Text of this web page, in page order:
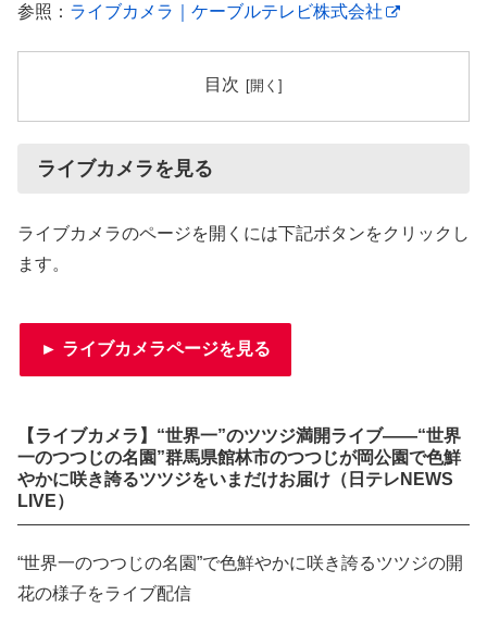
参照： ライブカメラ｜ケーブルテレビ株式会社
目次
ライブカメラを見る
ライブカメラのページを開くには下記ボタンをクリックし
ます。
► ライブカメラページを見る
【ライブカメラ】“世界一”のツツジ満開ライブ――“世界
一のつつじの名園”群馬県館林市のつつじが岡公園で色鮮
やかに咲き誇るツツジをいまだけお届け（日テレNEWS
LIVE）
“世界一のつつじの名園”で色鮮やかに咲き誇るツツジの開
花の様子をライブ配信